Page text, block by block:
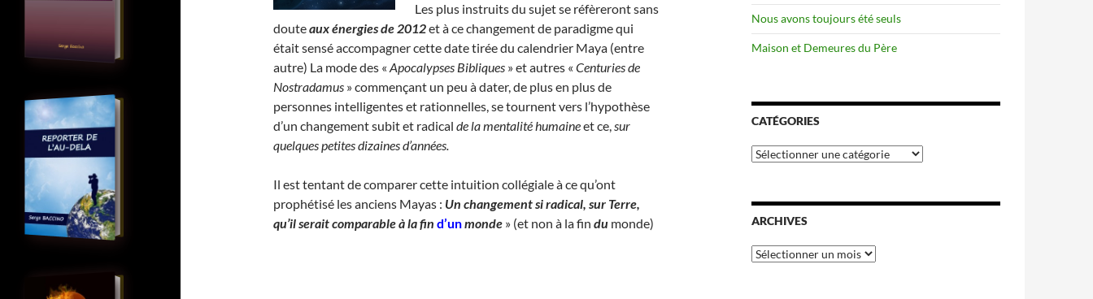
Les plus instruits du sujet se réfèreront sans
douteaux énergies de 2012et à ce changement de paradigme qui
était sensé accompagner cette date tirée du calendrier Maya (entre
autre) La mode des « Apocalypses Bibliques » et autres « Centuries de
Nostradamus » commençant un peu à dater, de plus en plus de
personnes intelligentes et rationnelles, se tournent vers l’hypothèse
d’un changement subit et radical de la mentalité humaineet ce,sur
quelques petites dizaines d’années.
Il est tentant de comparer cette intuition collégiale à ce qu’ont
prophétisé les anciens Mayas : Un changement si radical, sur Terre,
qu’il serait comparable à la fin d’unmonde » (et non à la fin du monde)
Nous avons toujours été seuls
Maison et Demeures du Père
CATÉGORIES
Catégories
ARCHIVES
Archives